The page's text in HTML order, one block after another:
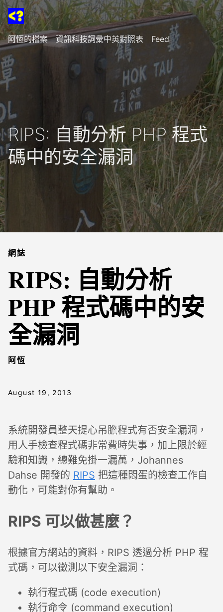
阿恆的檔案 資訊科技詞彙中英對照表 Feed
RIPS: 自動分析 PHP 程式
碼中的安全漏洞
網誌
RIPS: 自動分析
PHP 程式碼中的安
全漏洞
阿恆
August 19, 2013
系統開發員整天提心吊膽程式有否安全漏洞，
用人手檢查程式碼非常費時失事，加上限於經
驗和知識，總難免掛一漏萬，Johannes
Dahse 開發的 RIPS 把這種悶蛋的檢查工作自
動化，可能對你有幫助。
RIPS 可以做甚麼？
根據官方網站的資料，RIPS 透過分析 PHP 程
式碼，可以徵測以下安全漏洞：
執行程式碼 (code execution)
執行命令 (command execution)